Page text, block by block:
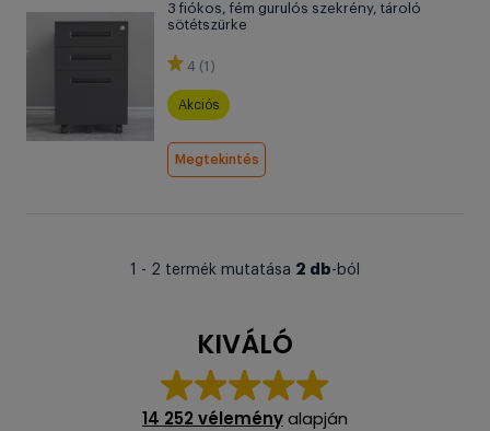
3 fiókos, fém gurulós szekrény, tároló
sötétszürke
4 (1)
Akciós
Megtekintés
1 - 2 termék mutatása 2 db-ból
KIVÁLÓ
14 252 véleményalapján